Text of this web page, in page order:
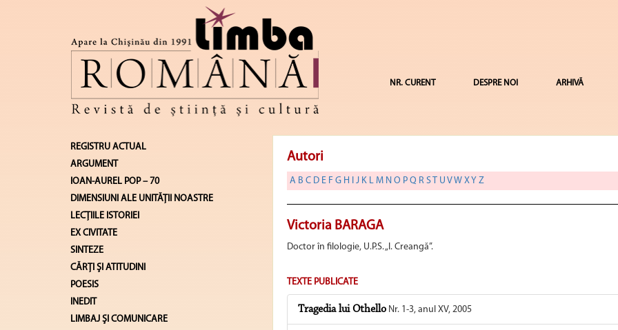
NR. CURENT DESPRE NOI ARHIVĂ
REGISTRU ACTUAL
ARGUMENT
IOAN-AUREL POP – 70
DIMENSIUNI ALE UNITĂŢII NOASTRE
LECŢIILE ISTORIEI
EX CIVITATE
SINTEZE
CĂRŢI ŞI ATITUDINI
POESIS
INEDIT
LIMBAJ ŞI COMUNICARE
Autori
A B C D E F G H J K L M N O P Q R ST U VW XY Z
Victoria BARAGA
Doctor în filologie, U.P.S. „I. Creangă”.
TEXTE PUBLICATE
Tragedia lui OthelloNr. 1-3, anul XV, 2005